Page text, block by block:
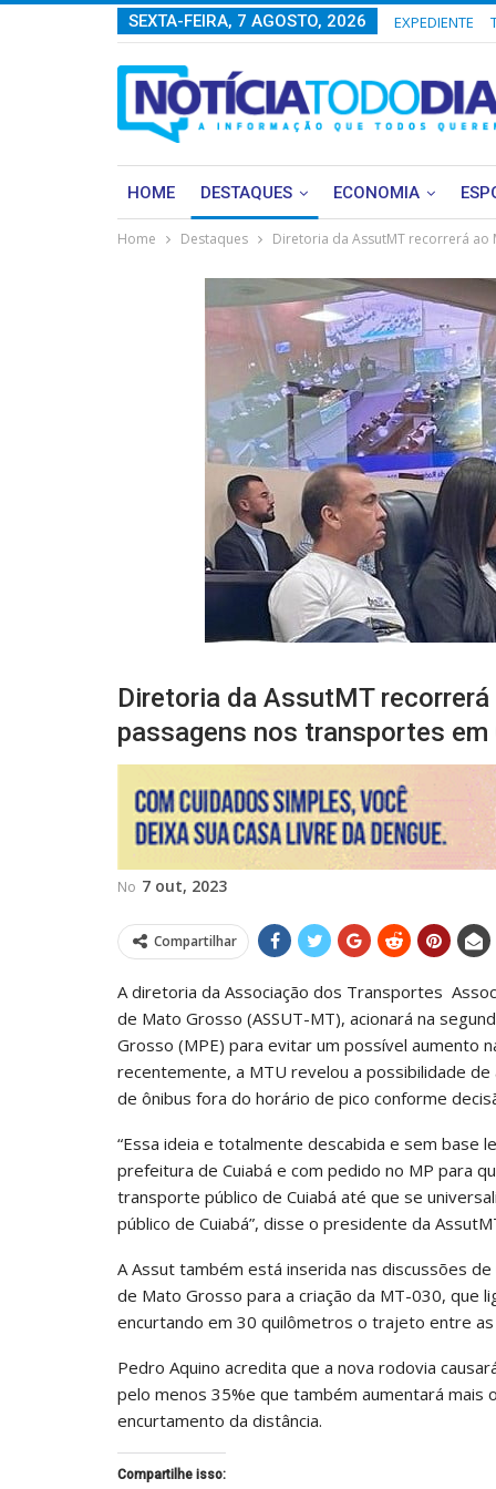
SEXTA-FEIRA, 7 AGOSTO, 2026 EXPEDIENTE
HOME DESTAQUES ECONOMIA
Home Destaques Diretoria da AssutMT recorrerá ao
Diretoria da AssutMT
passagens nos transportes em
No 7 out, 2023
Compartilhar
A diretoria da Associação dos Transportes
de Mato Grosso (ASSUT-MT), acionará na
Grosso (MPE) para evitar um possível aumento
recentemente, a MTU revelou a possibilidade
de ônibus fora do horário de pico conforme
“Essa ideia e totalmente descabida e sem base
prefeitura de Cuiabá e com pedido no MP para
transporte público de Cuiabá até que se
público de Cuiabá”, disse o presidente da
A Assut também está inserida nas discussões
de Mato Grosso para a criação da MT-030, que
encurtando em 30 quilômetros o trajeto entre as
Pedro Aquino acredita que a nova rodovia
pelo menos 35%e que também aumentará
encurtamento da distância.
Compartilhe isso: